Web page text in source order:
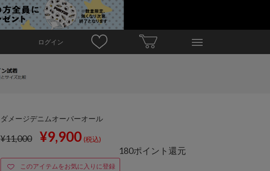
ログイン
ダメージデニムオーバーオール
¥11,000 ¥9,900 (税込)
180ポイント還元
このアイテムをお気に入りに登録